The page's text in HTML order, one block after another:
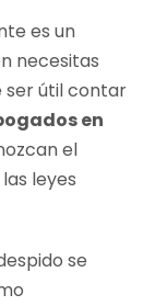
es un
necesitas
ser útil contar
en
el
leyes
se